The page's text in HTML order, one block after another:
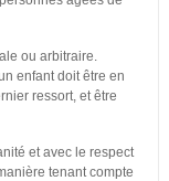
ou arbitraire.
enfant doit être en
ressort, et être
et avec le respect
tenant compte